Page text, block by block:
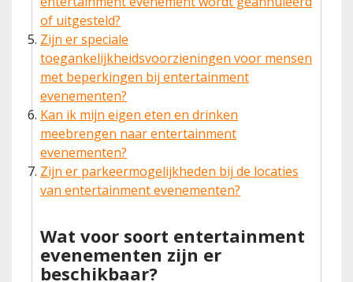
of uitgesteld?
Zijn er speciale
toegankelijkheidsvoorzieningen voor mensen
met beperkingen bij entertainment
evenementen?
Kan ik mijn eigen eten en drinken
meebrengen naar entertainment
evenementen?
Zijn er parkeermogelijkheden bij de locaties
van entertainment evenementen?
Wat voor soort entertainment
evenementen zijn er
beschikbaar?